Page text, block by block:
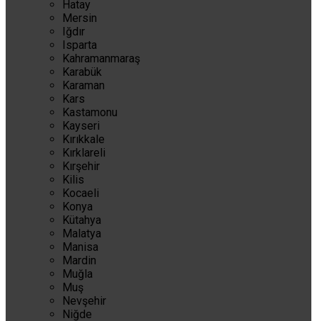
Hatay
Mersin
Iğdır
Isparta
Kahramanmaraş
Karabük
Karaman
Kars
Kastamonu
Kayseri
Kırıkkale
Kırklareli
Kırşehir
Kilis
Kocaeli
Konya
Kütahya
Malatya
Manisa
Mardin
Muğla
Muş
Nevşehir
Niğde